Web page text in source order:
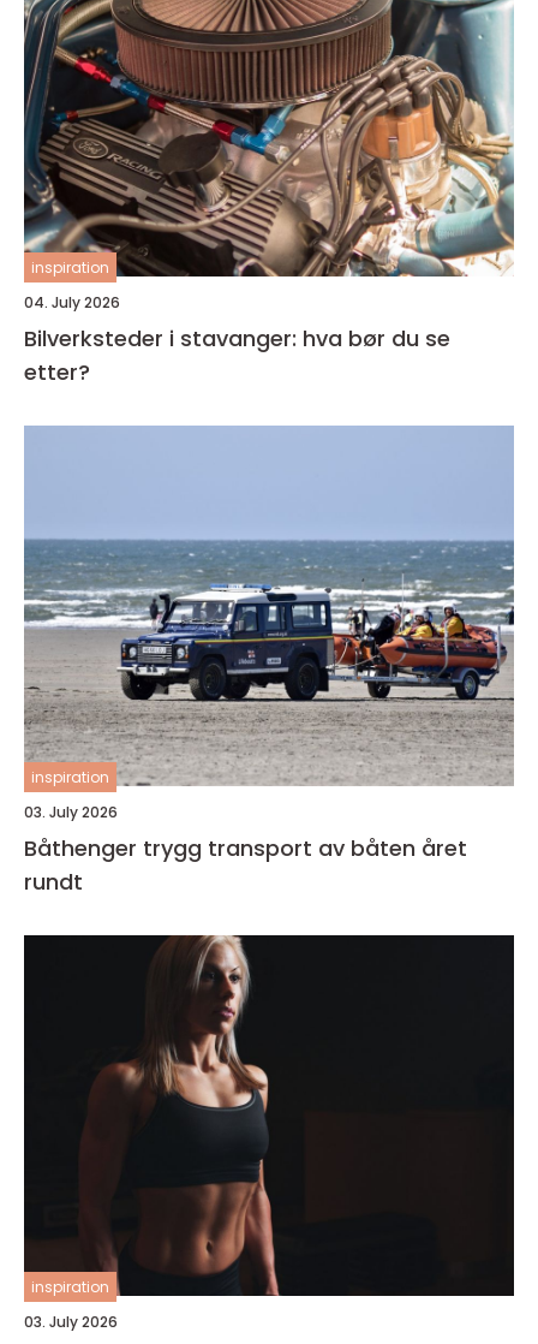
inspiration
04. July 2026
Bilverksteder i stavanger: hva bør du se
etter?
inspiration
03. July 2026
Båthenger trygg transport av båten året
rundt
inspiration
03. July 2026